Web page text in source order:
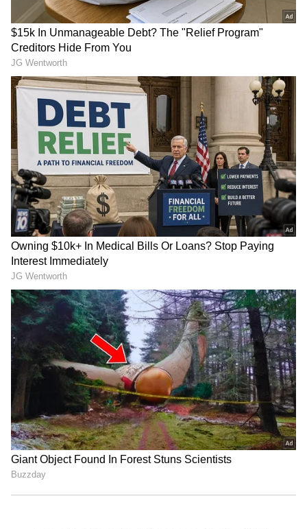
Meta AI ಫ್ಯಾನ್ಸ್ ಗೆ ಖುಷಿ ಸುದ್ದಿ,ಇನ್ಮುಂದೆ ನಿಮ್ಮ ಜೊತೆ
ಮಾತನಾಡ್ತಾರೆ ದೀಪಿಕಾ ಪಡುಕೋಣೆ
Layoff Story: ಕೆಲಸ ಹೋದ್ರೆ ಹೋಯ್ತು ಬಿಡಿ!
ಸರಿಯಾಗಿ ಪ್ಲಾನ್ ಮಾಡಿದ ಬೆಂಗಳೂರು ಒರಾಕಲ್
ಉದ್ಯೋಗಿಯ ಸಕ್ಸಸ್ ಸ್ಟೋರಿ ಇದು
Image Credit :X
AI ಗಾಗಿ ಎಐಗಾಗಿ ಮಾನವ ಉದ್ಯೋಗಗಳಿಗೆ ಮೆಟಾ ಕತ್ತರಿ!
ಕೃತಕ ಬುದ್ಧಿಮತ್ತೆ (AI) ಅಳವಡಿಕೆಗೆ ಮೆಟಾ ಈಗ ಭಾರೀ
ಆದ್ಯತೆ ನೀಡುತ್ತಿದೆ. ಇದೇ ಕಾರಣದಿಂದ ಸಾವಿರಾರು
ಉದ್ಯೋಗಿಗಳನ್ನು ಕಡಿತಗೊಳಿಸಿ, ಕಂಪನಿಯ ಭವಿಷ್ಯವನ್ನು
ಎಐ ಆಧಾರಿತ ವ್ಯವಸ್ಥೆಗಳತ್ತ ತಿರುಗಿಸಲಾಗುತ್ತಿದೆ.